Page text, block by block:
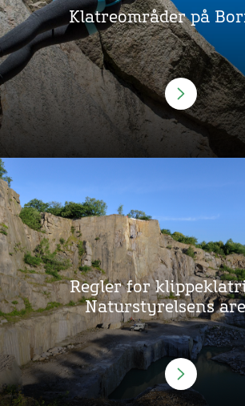
Klatreområder på
Regler for
Naturstyrelsens